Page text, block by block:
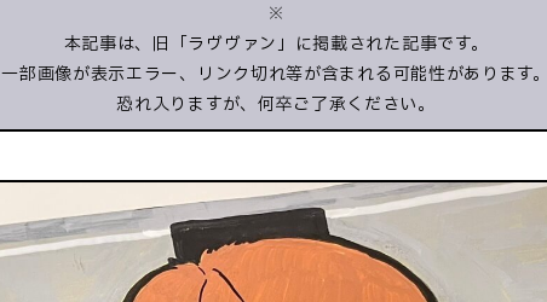
※
本記事は、旧「ラヴヴァン」に掲載された記事です。
一部画像が表示エラー、リンク切れ等が含まれる可能性があります
恐れ入りますが、何卒ご了承ください。